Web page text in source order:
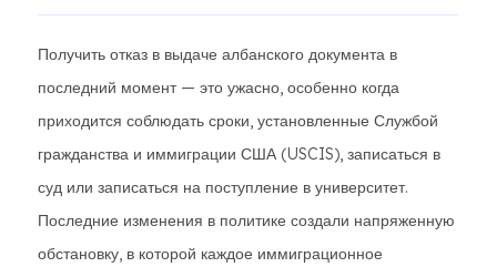
Получить отказ в выдаче албанского документа в
последний момент — это ужасно, особенно когда
приходится соблюдать сроки, установленные Службой
гражданства и иммиграции США (USCIS), записаться в
суд или записаться на поступление в университет.
Последние изменения в политике создали напряженную
обстановку, в которой каждое иммиграционное